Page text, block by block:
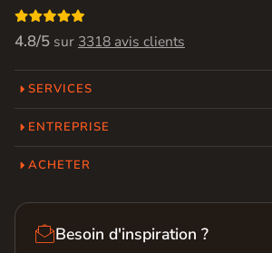

4.8/5 sur 3318 avis clients
SERVICES
ENTREPRISE
ACHETER
Besoin d'inspiration ?